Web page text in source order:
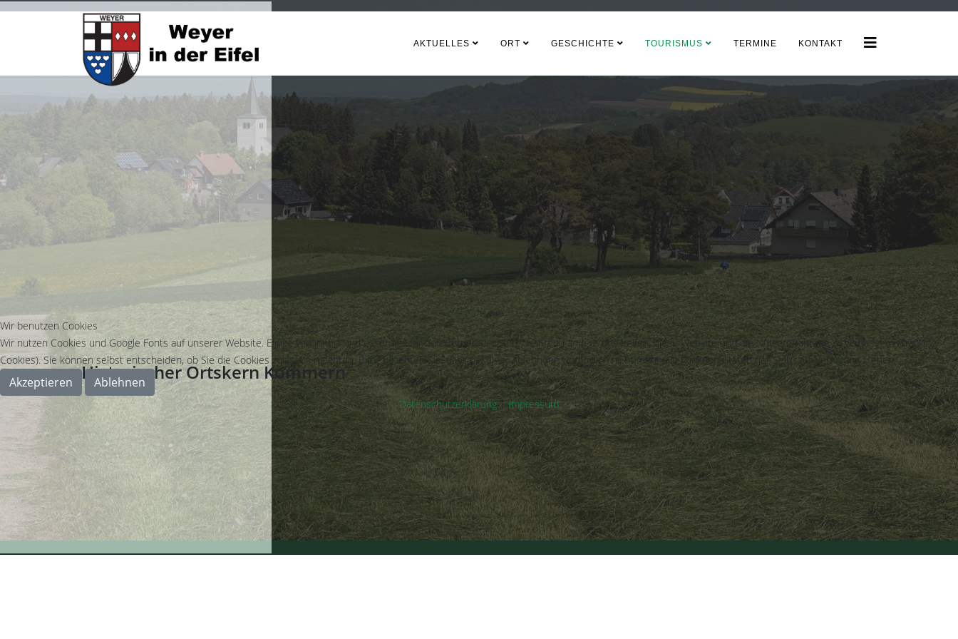
AKTUELLES ORT GESCHICHTE TOURISMUS TERMINE KONTAKT
Historischer Ortskern Kommern
©2025 Weyer / Eifel | All Rights Reserved | Powered by IKWEG |Quellangabe|Impressum|Datenschutzerklärung
Wir benutzen Cookies
Wir nutzen Cookies und Google Fonts auf unserer Website. Einige von ihnen sind essenziell für den Betrieb der Seite, während andere uns helfen, diese Website und die Nutzererfahrung zu verbessern (Tracking
Cookies). Sie können selbst entscheiden, ob Sie die Cookies zulassen möchten. Bitte beachten Sie, dass bei einer Ablehnung womöglich nicht mehr alle Funktionalitäten der Seite zur Verfügung stehen.
Akzeptieren Ablehnen
Datenschutzerklärung|Impressum